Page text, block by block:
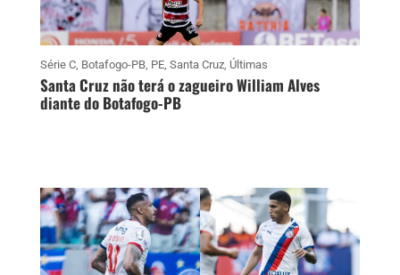
Série C, Botafogo-PB, PE, Santa Cruz, Últimas
Santa Cruz não terá o zagueiro William Alves
diante do Botafogo-PB